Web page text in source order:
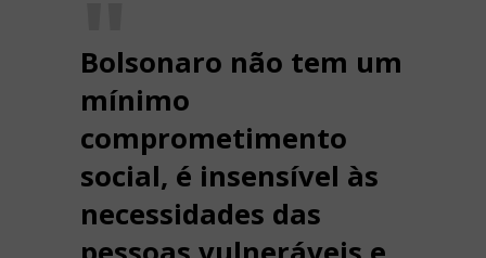
Bolsonaro não tem um
mínimo
comprometimento
social, é insensível às
necessidades das